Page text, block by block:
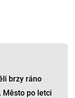
brzy ráno
Město po letci